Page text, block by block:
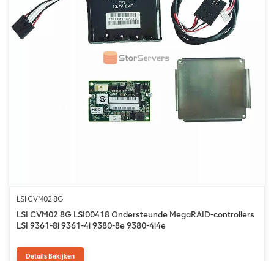
LSI CVM02 8G
LSI CVM02 8G LSI00418 Ondersteunde MegaRAID-controllers
LSI 9361-8i 9361-4i 9380-8e 9380-4i4e
Details Bekijken